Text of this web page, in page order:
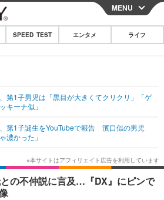
CLOSE
その他
韓国・芸能
スポーツ
グルメ
ショッピング
MENU
SPEED TEST エンタメ ライフ
第1子男児は「黒目が大きくてクリクリ」「ゲ
キーナ似」
第1子誕生をYouTubeで報告 濱口似の男児
濃かった」
の不仲説に言及…『DX』にピンで